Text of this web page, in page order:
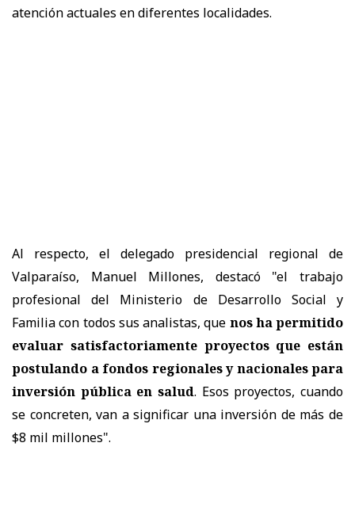
atención actuales en diferentes localidades.
Al respecto, el delegado presidencial regional de
Valparaíso, Manuel Millones, destacó "el trabajo
profesional del Ministerio de Desarrollo Social y
Familia con todos sus analistas, que nos ha permitido
evaluar satisfactoriamente proyectos que están
postulando a fondos regionales y nacionales para
inversión pública en salud. Esos proyectos, cuando
se concreten, van a significar una inversión de más de
$8 mil millones".